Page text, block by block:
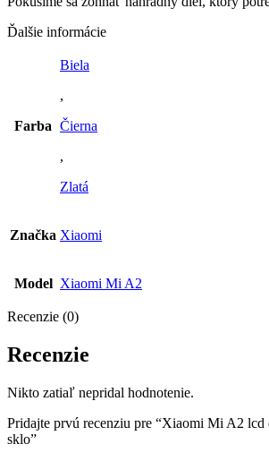
Ďalšie informácie
Farba
Biela
,
Čierna
,
Zlatá
Značka Xiaomi
Model Xiaomi Mi A2
Recenzie (0)
Recenzie
Nikto zatiaľ nepridal hodnotenie.
Pridajte prvú recenziu pre “Xiaomi Mi A2
sklo”